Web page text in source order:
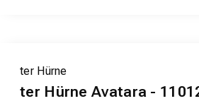
ter Hürne
ter Hürne Avatara -